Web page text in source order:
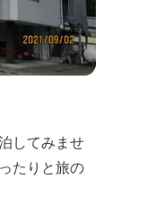
してみませ
たりと旅の